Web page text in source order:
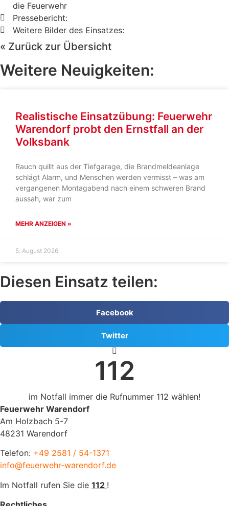
die Feuerwehr
Pressebericht:
Weitere Bilder des Einsatzes:
« Zurück zur Übersicht
Weitere Neuigkeiten:
Realistische Einsatzübung: Feuerwehr
Warendorf probt den Ernstfall an der
Volksbank
Rauch quillt aus der Tiefgarage, die Brandmeldeanlage
schlägt Alarm, und Menschen werden vermisst – was am
vergangenen Montagabend nach einem schweren Brand
aussah, war zum
MEHR ANZEIGEN »
5. August 2026
Diesen Einsatz teilen:
Facebook
Twitter
112
im Notfall immer die Rufnummer 112 wählen!
Feuerwehr Warendorf
Am Holzbach 5-7
48231 Warendorf
Telefon: +49 2581 / 54-1371
info@feuerwehr-warendorf.de
Im Notfall rufen Sie die 112 !